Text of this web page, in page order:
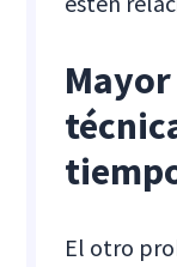
El otro